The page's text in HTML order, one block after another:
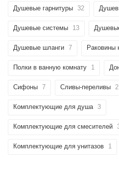
Душевые гарнитуры 32
Душевые системы 13
Душевые шланги 7 Раковины
Полки в ванную комнату 1
Сифоны 7 Сливы-переливы 2
Комплектующие для душа 3
Комплектующие для смесителей
Комплектующие для унитазов 1